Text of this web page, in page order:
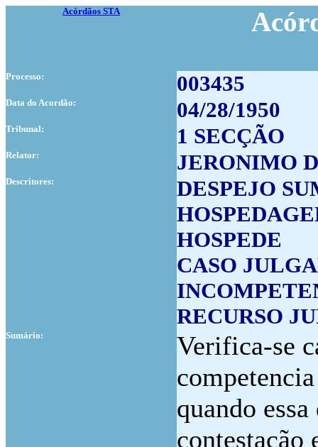
Acórdãos STA
Processo: 003435
Data do Acordão: 04/28/1950
Tribunal: 1 SECÇÃO
Relator: JERONIMO
Descritores:
DESPEJO
HOSPEDE
CASO
RECURSO
Sumário:
Verifica-se
quando
contestação